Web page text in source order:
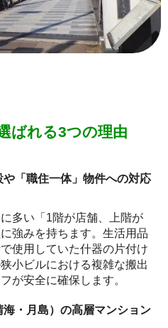
ばれる3つの理由
「職住一体」物件への対応
多い「1階が店舗、上階が
強みを持ちます。生活用品
使用していた什器の片付け
小ビルにおける複雑な搬出
が安全に確保します。
・月島）の高層マンション